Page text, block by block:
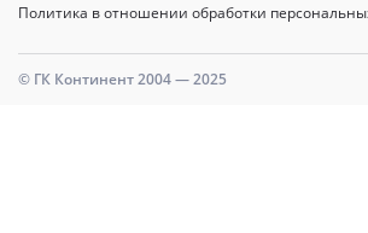
Политика в отношении обработки
© ГК Континент 2004 — 2025